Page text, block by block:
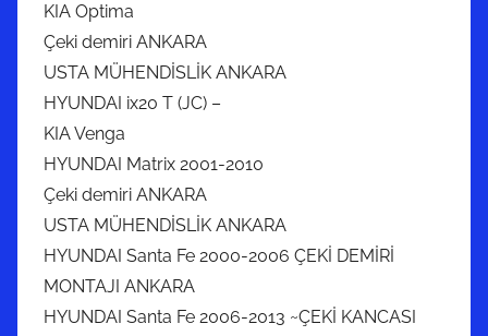
KIA Optima
Çeki demiri ANKARA
USTA MÜHENDİSLİK ANKARA
HYUNDAI ix20 T (JC) –
KIA Venga
HYUNDAI Matrix 2001-2010
Çeki demiri ANKARA
USTA MÜHENDİSLİK ANKARA
HYUNDAI Santa Fe 2000-2006 ÇEKİ DEMİRİ
MONTAJI ANKARA
HYUNDAI Santa Fe 2006-2013 ~ÇEKİ KANCASI